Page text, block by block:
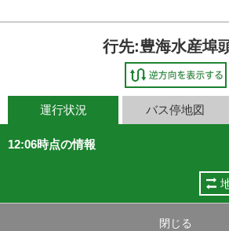
行先:豊海水産埠
運行状況 バス停地図
12:06時点の情報
閉じる